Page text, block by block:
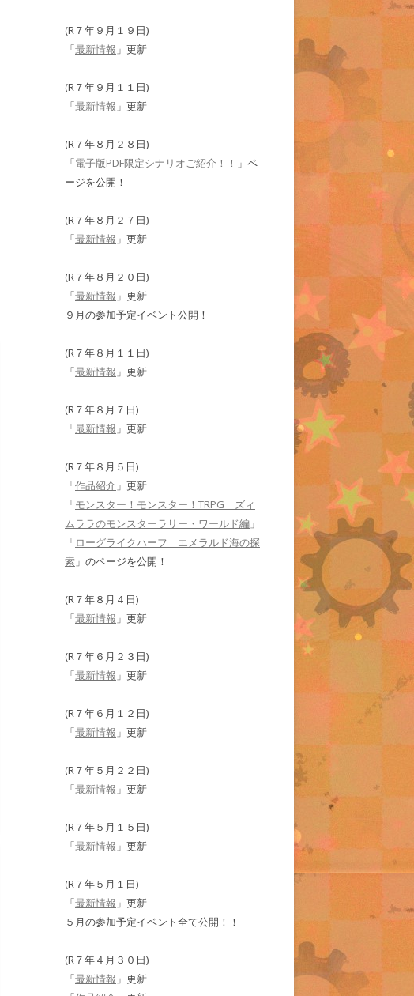
(R７年９月１９日)
「最新情報 」更新
(R７年９月１１日)
「最新情報 」更新
(R７年８月２８日)
「電子版PDF限定シナリオご紹介！！ 」ペ
ージを公開！
(R７年８月２７日)
「最新情報 」更新
(R７年８月２０日)
「最新情報 」更新
９月の参加予定イベント公開！
(R７年８月１１日)
「最新情報 」更新
(R７年８月７日)
「最新情報 」更新
(R７年８月５日)
「作品紹介 」更新
「モンスター！モンスター！TRPG ズィ
ムララのモンスターラリー・ワールド編 」
「ローグライクハーフ エメラルド海の探
索 」のページを公開！
(R７年８月４日)
「最新情報 」更新
(R７年６月２３日)
「最新情報 」更新
(R７年６月１２日)
「最新情報 」更新
(R７年５月２２日)
「最新情報 」更新
(R７年５月１５日)
「最新情報 」更新
(R７年５月１日)
「最新情報 」更新
５月の参加予定イベント全て公開！！
(R７年４月３０日)
「最新情報 」更新